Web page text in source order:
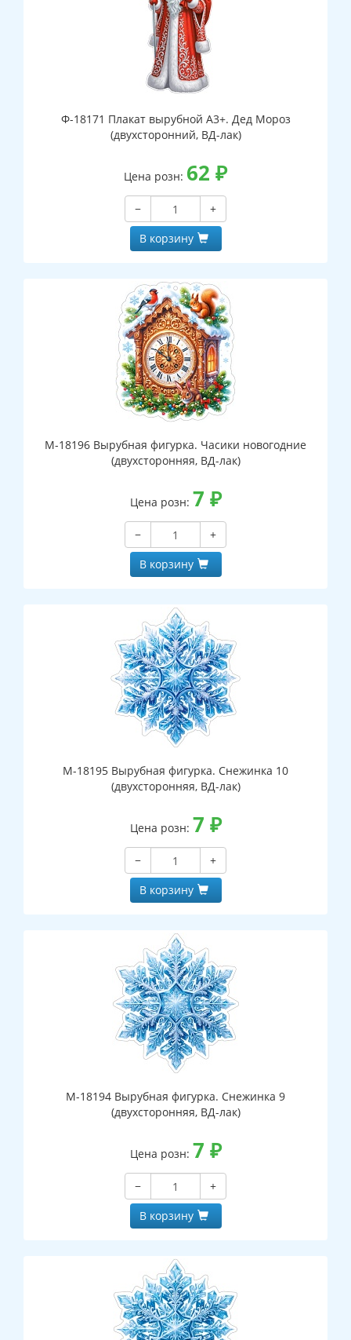
Ф-18171 Плакат вырубной А3+. Дед Мороз
(двухсторонний, ВД-лак)
Цена розн: 62 ₽
−
+
В корзину
М-18196 Вырубная фигурка. Часики новогодние
(двухсторонняя, ВД-лак)
Цена розн: 7 ₽
−
+
В корзину
М-18195 Вырубная фигурка. Снежинка 10
(двухсторонняя, ВД-лак)
Цена розн: 7 ₽
−
+
В корзину
М-18194 Вырубная фигурка. Снежинка 9
(двухсторонняя, ВД-лак)
Цена розн: 7 ₽
−
+
В корзину